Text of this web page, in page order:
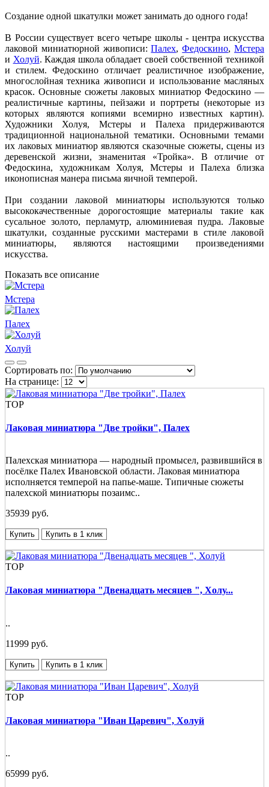
Создание одной шкатулки может занимать до одного года!
В России существует всего четыре школы - центра искусства
лаковой миниатюрной живописи:Палех,Федоскино,Мстера
и Холуй. Каждая школа обладает своей собственной техникой
и стилем. Федоскино отличает реалистичное изображение,
многослойная техника живописи и использование масляных
красок. Основные сюжеты лаковых миниатюр Федоскино —
реалистичные картины, пейзажи и портреты (некоторые из
которых являются копиями всемирно известных картин).
Художники Холуя, Мстеры и Палеха придерживаются
традиционной национальной тематики. Основными темами
их лаковых миниатюр являются сказочные сюжеты, сцены из
деревенской жизни, знаменитая «Тройка». В отличие от
Федоскина, художникам Холуя, Мстеры и Палеха близка
иконописная манера письма яичной темперой.
При создании лаковой миниатюры используются только
высококачественные дорогостоящие материалы такие как
сусальное золото, перламутр, алюминиевая пудра. Лаковые
шкатулки, созданные русскими мастерами в стиле лаковой
миниатюры, являются настоящими произведениями
искусства.
Показать все описание
Мстера
Палех
Холуй
Сортировать по:
На странице:
TOP
Лаковая миниатюра "Две тройки", Палех
Палехская миниатюра — народный промысел, развившийся в
посёлке Палех Ивановской области. Лаковая миниатюра
исполняется темперой на папье-маше. Типичные сюжеты
палехской миниатюры позаимс..
35939 руб.
Купить Купить в 1 клик
TOP
Лаковая миниатюра "Двенадцать месяцев ", Холу...
..
11999 руб.
Купить Купить в 1 клик
TOP
Лаковая миниатюра "Иван Царевич", Холуй
..
65999 руб.